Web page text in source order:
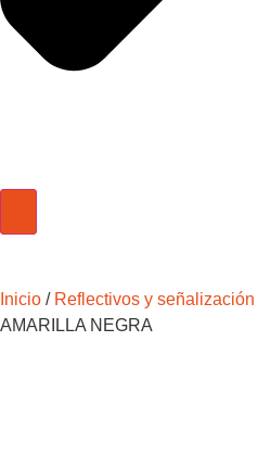
Inicio / Reflectivos y señalización
AMARILLA NEGRA